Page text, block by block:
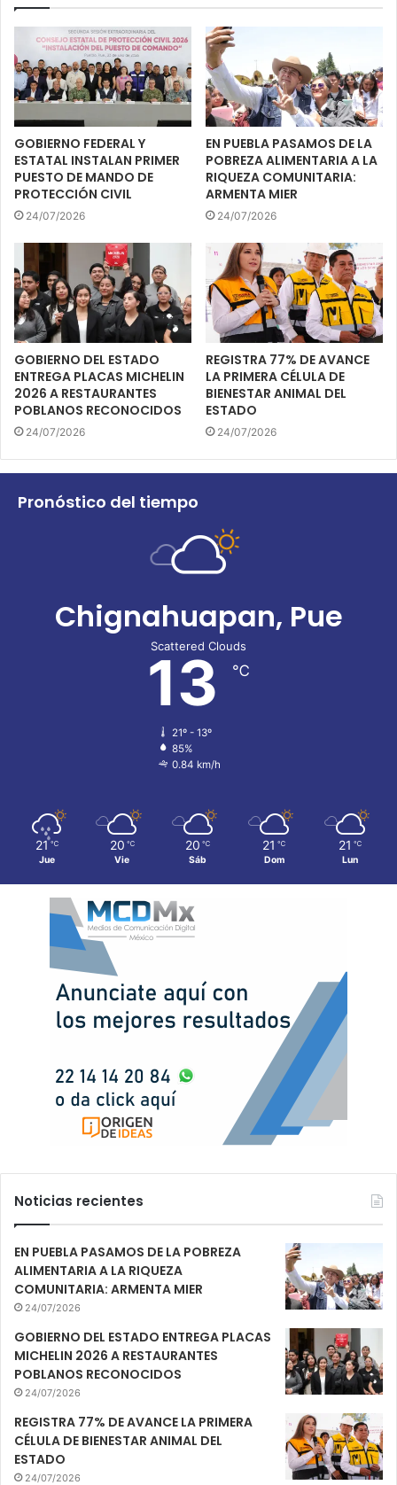
GOBIERNO FEDERAL Y
ESTATAL INSTALAN PRIMER
PUESTO DE MANDO DE
PROTECCIÓN CIVIL
24/07/2026
EN PUEBLA PASAMOS DE LA
POBREZA ALIMENTARIA A LA
RIQUEZA COMUNITARIA:
ARMENTA MIER
24/07/2026
GOBIERNO DEL ESTADO
ENTREGA PLACAS MICHELIN
2026 A RESTAURANTES
POBLANOS RECONOCIDOS
24/07/2026
REGISTRA 77% DE AVANCE
LA PRIMERA CÉLULA DE
BIENESTAR ANIMAL DEL
ESTADO
24/07/2026
Pronóstico del tiempo
Chignahuapan, Pue
Scattered Clouds
13 ℃
21º - 13º
85%
0.84 km/h
21 ℃
Jue
20 ℃
Vie
20 ℃
Sáb
21 ℃
Dom
21 ℃
Lun
Noticias recientes
EN PUEBLA PASAMOS DE LA POBREZA
ALIMENTARIA A LA RIQUEZA
COMUNITARIA: ARMENTA MIER
24/07/2026
GOBIERNO DEL ESTADO ENTREGA PLACAS
MICHELIN 2026 A RESTAURANTES
POBLANOS RECONOCIDOS
24/07/2026
REGISTRA 77% DE AVANCE LA PRIMERA
CÉLULA DE BIENESTAR ANIMAL DEL
ESTADO
24/07/2026